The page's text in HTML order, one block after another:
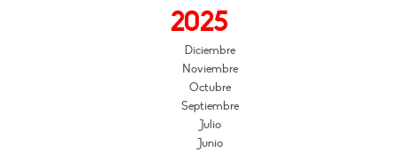
2025
Diciembre
Noviembre
Octubre
Septiembre
Julio
Junio